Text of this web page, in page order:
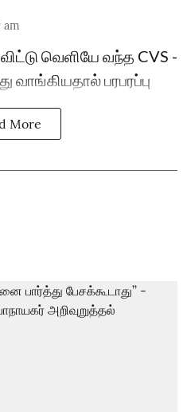
am
வெளியே வந்த CVS -
பரபரப்பு
More